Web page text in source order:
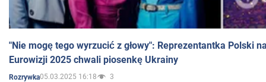
"Nie mogę tego wyrzucić z głowy": Reprezentantka Polski
Eurowizji 2025 chwali piosenkę Ukrainy
Rozrywka05.03.2025 16:18 3